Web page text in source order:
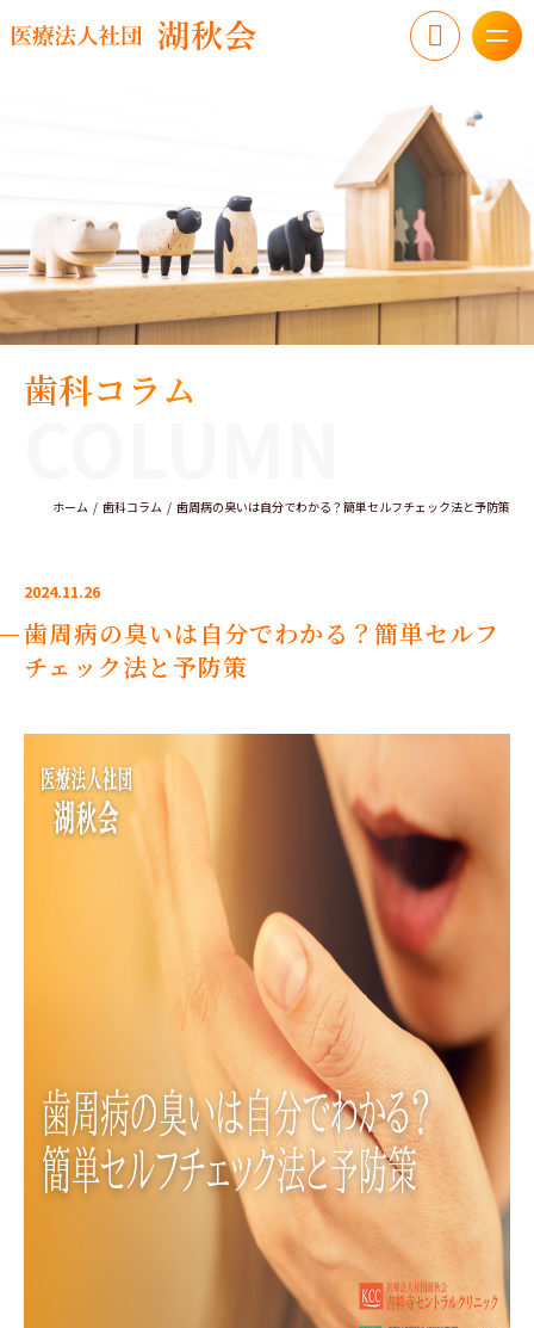
歯科コラム
ホーム 歯科コラム 歯周病の臭いは自分でわかる？簡単セルフチェック法と予防策
2024.11.26
歯周病の臭いは自分でわかる？簡単セルフ
チェック法と予防策